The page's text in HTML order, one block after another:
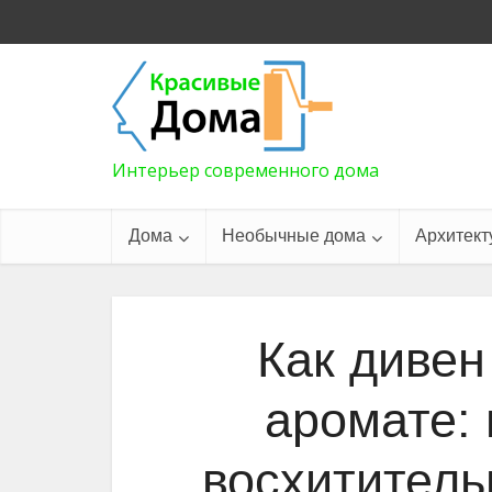
Интерьер современного дома
Дома Необычные дома
Как
аромате: